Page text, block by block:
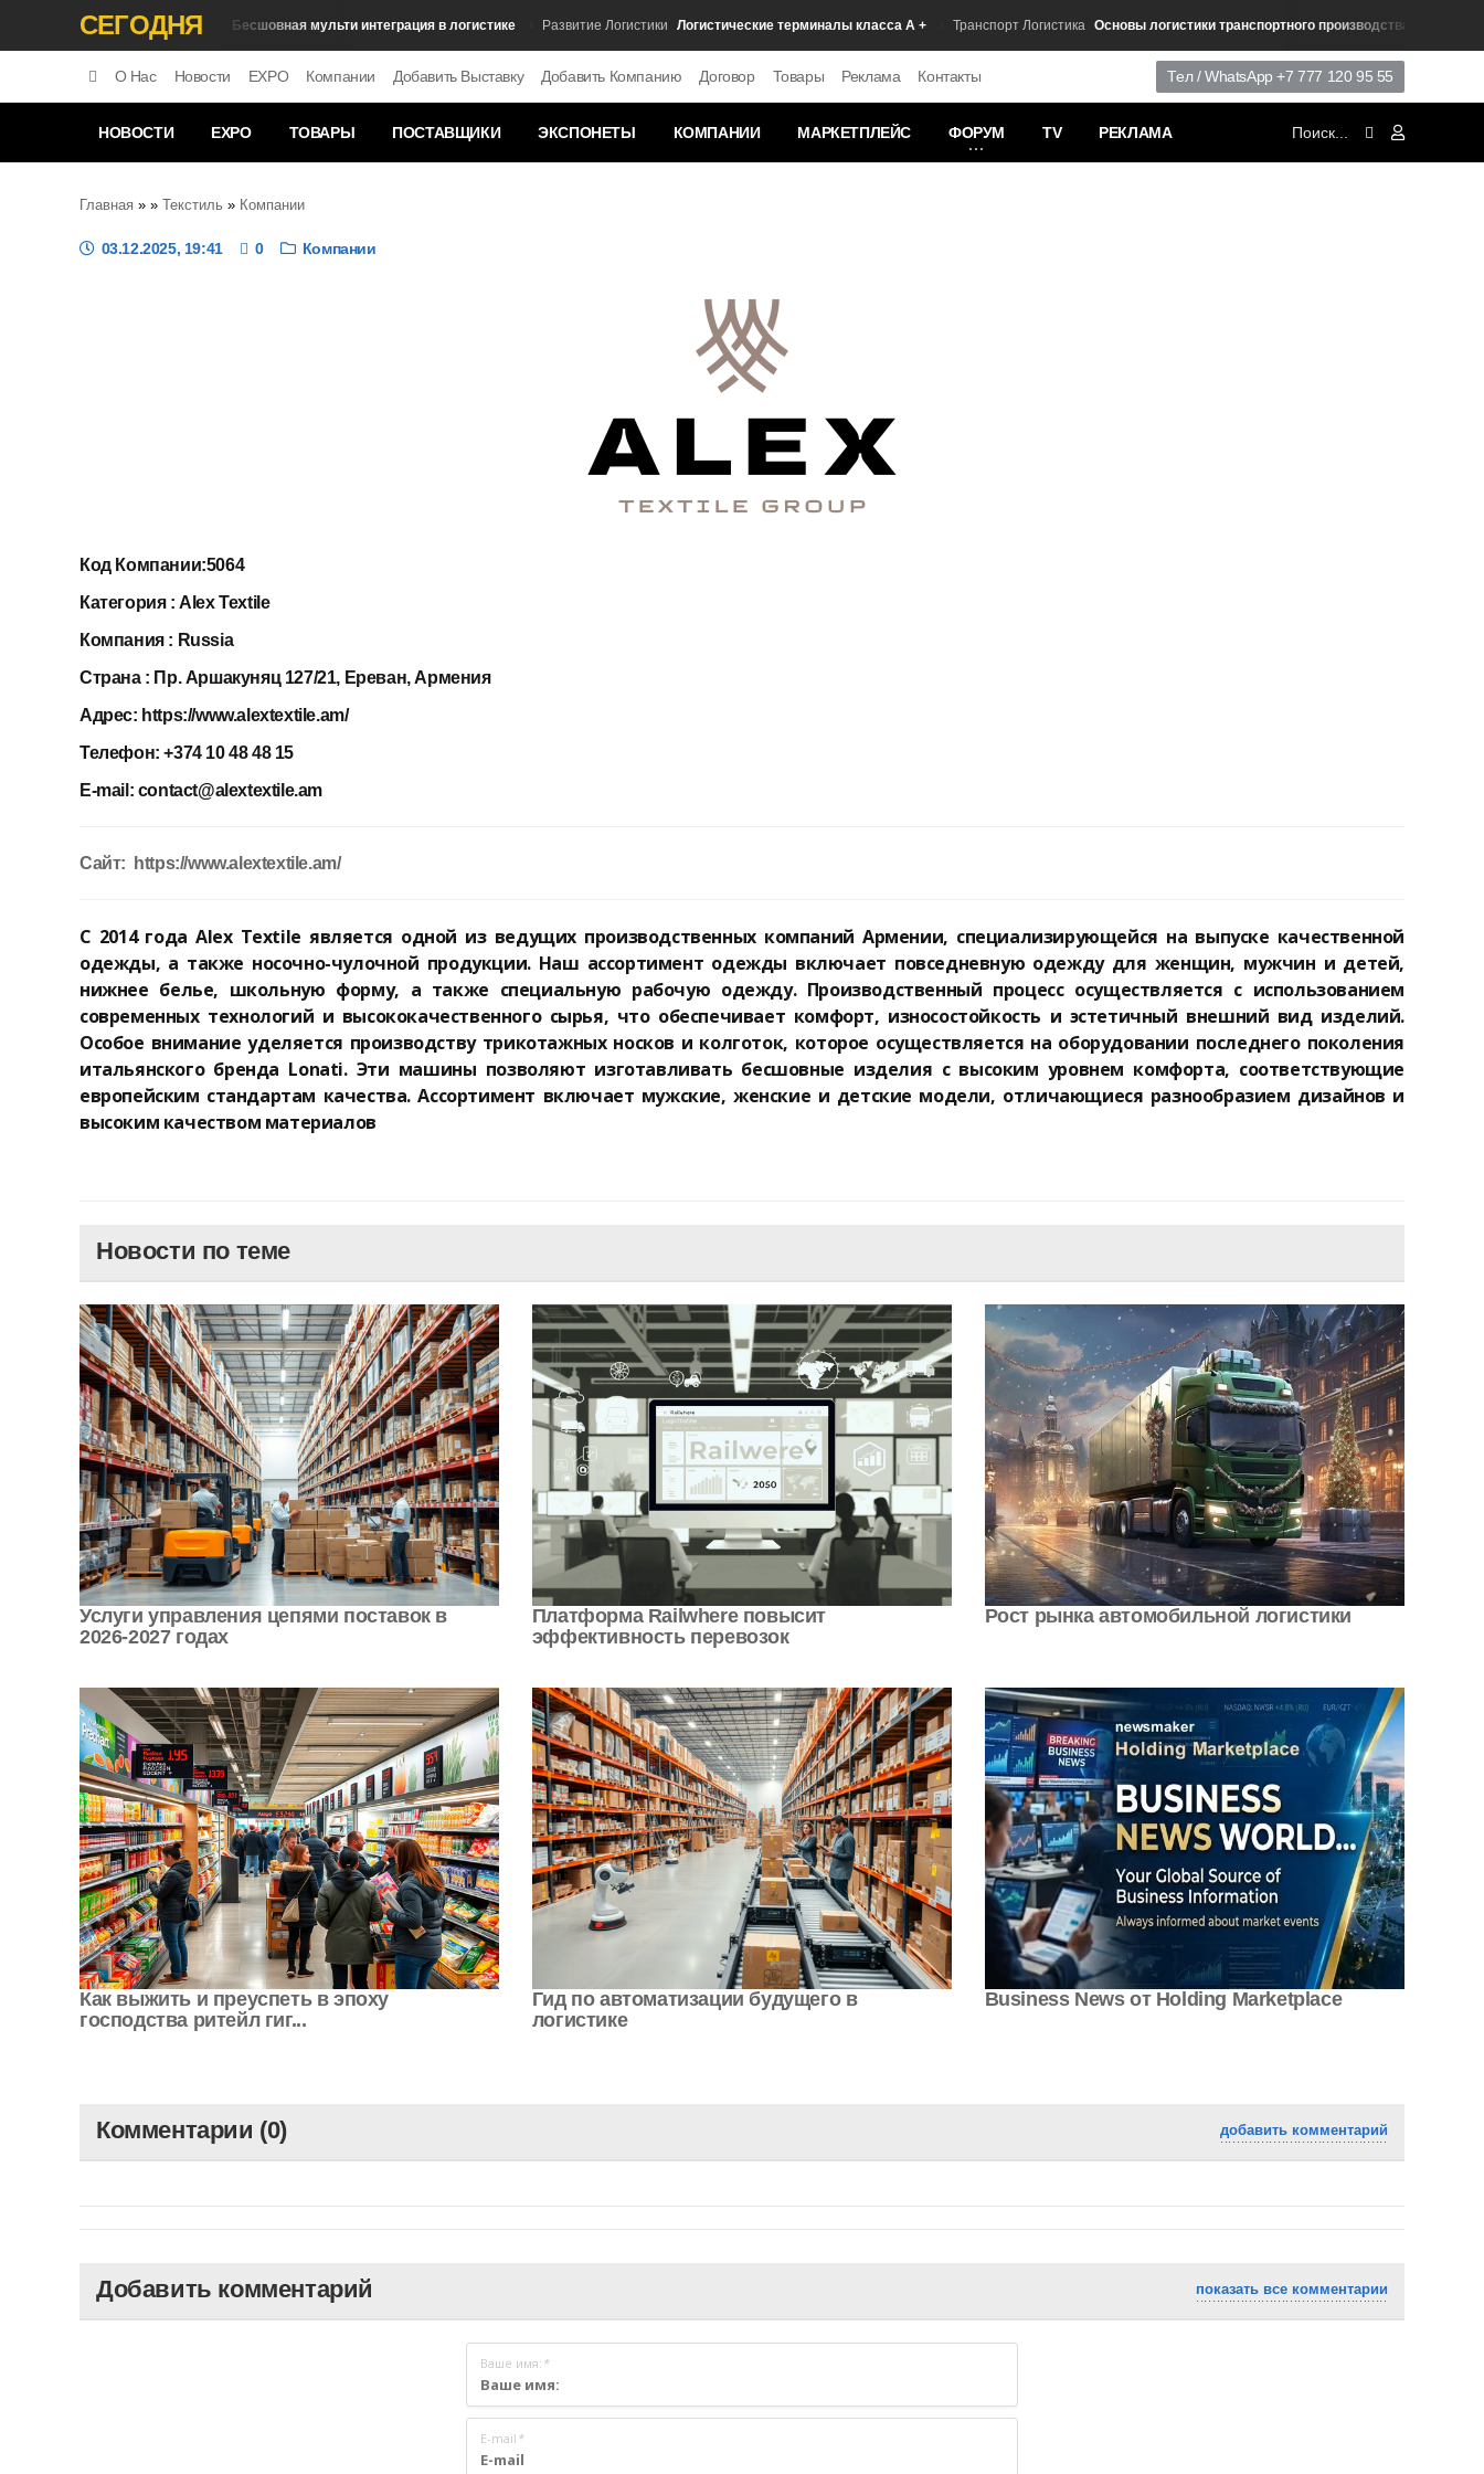
СЕГОДНЯ
Развитие Логистики Бесшовная мульти интеграция в логистике Развитие Логистики Логистические терминалы класса А + Транспорт Логистика Основы логистики транспортного производства
Тел / WhatsApp +7 777 120 95 55
О Нас Новости EXPO Компании Добавить Выставку Добавить Компанию Договор Товары Реклама Контакты
НОВОСТИ EXPO ТОВАРЫ ПОСТАВЩИКИ ЭКСПОНЕТЫ КОМПАНИИ МАРКЕТПЛЕЙС ФОРУМ TV РЕКЛАМА
Главная » » Текстиль » Компании
03.12.2025, 19:41 0 Компании
Код Компании:5064
Категория : Alex Textile
Компания : Russia
Страна : Пр. Аршакуняц 127/21, Ереван, Армения
Адрес: https://www.alextextile.am/
Телефон: +374 10 48 48 15
E-mail: contact@alextextile.am
Сайт: https://www.alextextile.am/
С 2014 года Alex Textile является одной из ведущих производственных компаний Армении, специализирующейся на выпуске качественной
одежды, а также носочно-чулочной продукции. Наш ассортимент одежды включает повседневную одежду для женщин, мужчин и детей,
нижнее белье, школьную форму, а также специальную рабочую одежду. Производственный процесс осуществляется с использованием
современных технологий и высококачественного сырья, что обеспечивает комфорт, износостойкость и эстетичный внешний вид изделий.
Особое внимание уделяется производству трикотажных носков и колготок, которое осуществляется на оборудовании последнего поколения
итальянского бренда Lonati. Эти машины позволяют изготавливать бесшовные изделия с высоким уровнем комфорта, соответствующие
европейским стандартам качества. Ассортимент включает мужские, женские и детские модели, отличающиеся разнообразием дизайнов и
высоким качеством материалов
Новости по теме
Услуги управления цепями поставок в
2026-2027 годах
Платформа Railwhere повысит
эффективность перевозок
Рост рынка автомобильной логистики
Как выжить и преуспеть в эпоху
господства ритейл гиг...
Гид по автоматизации будущего в
логистике
Business News от Holding Marketplace
Комментарии (0) добавить комментарий
Добавить комментарий показать все комментарии
Ваше имя: *
E-mail *